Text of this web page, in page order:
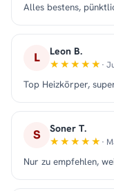
Alles bestens,
L Leon B.
·
Top Heizkörper,
S Soner T.
·
Nur zu empfehlen,